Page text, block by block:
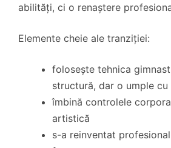
abilități, ci o renaștere
Elemente cheie ale tranziției:
folosește tehnica
structură, dar o umple cu
îmbină controlele
artistică
s-a reinventat